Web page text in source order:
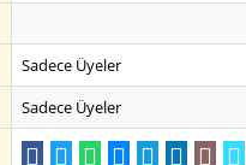
Sadece Üyeler
Sadece Üyeler